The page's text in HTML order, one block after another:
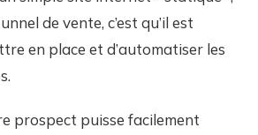
de vente, c’est qu’il est
en place et d’automatiser les
prospect puisse facilement